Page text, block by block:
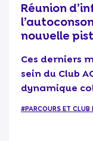
Réunion
nouvelle
Ces derniers
sein du Club
dynamique
#PARCOURS ET CLUB